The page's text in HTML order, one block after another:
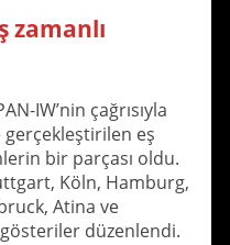
zamanlı
IW’nin çağrısıyla
gerçekleştirilen eş
bir parçası oldu.
Köln, Hamburg,
Atina ve
gösteriler düzenlendi.